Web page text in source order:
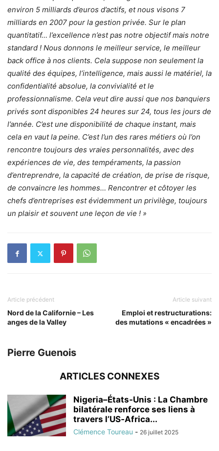
environ 5 milliards d’euros d’actifs, et nous visons 7
milliards en 2007 pour la gestion privée. Sur le plan
quantitatif… l’excellence n’est pas notre objectif mais notre
standard ! Nous donnons le meilleur service, le meilleur
back office à nos clients. Cela suppose non seulement la
qualité des équipes, l’intelligence, mais aussi le matériel, la
confidentialité absolue, la convivialité et le
professionnalisme. Cela veut dire aussi que nos banquiers
privés sont disponibles 24 heures sur 24, tous les jours de
l’année. C’est une disponibilité de chaque instant, mais
cela en vaut la peine. C’est l’un des rares métiers où l’on
rencontre toujours des vraies personnalités, avec des
expériences de vie, des tempéraments, la passion
d’entreprendre, la capacité de création, de prise de risque,
de convaincre les hommes… Rencontrer et côtoyer les
chefs d’entreprises est évidemment un privilège, toujours
un plaisir et souvent une leçon de vie ! »
Article précédent
Nord de la Californie – Les
anges de la Valley
Article suivant
Emploi et restructurations:
des mutations « encadrées »
Pierre Guenois
ARTICLES CONNEXES
Nigeria–États‑Unis : La Chambre
bilatérale renforce ses liens à
travers l’US‑Africa...
Clémence Toureau - 26 juillet 2025